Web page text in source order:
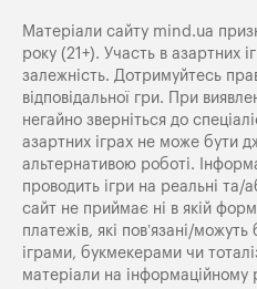
Матеріали сайту mind.ua
року (21+). Участь в азартних
залежність. Дотримуйтесь
відповідальної гри. При
негайно зверніться до
азартних іграх не може бути
альтернативою роботі.
проводить ігри на реальні та/
сайт не приймає ні в якій
платежів, які пов’язані/
іграми, букмекерами чи
матеріали на інформаційному